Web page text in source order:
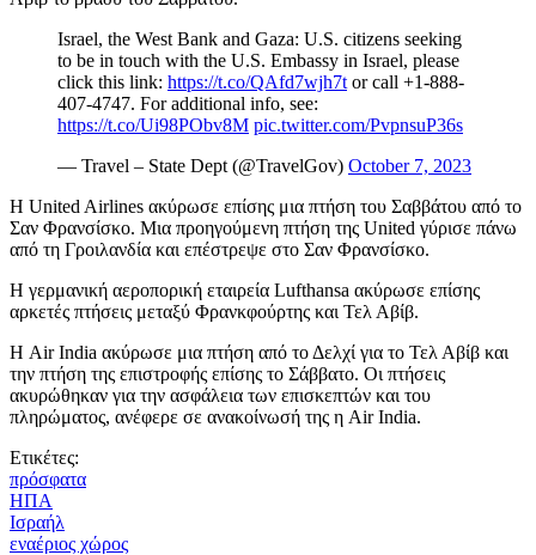
Israel, the West Bank and Gaza: U.S. citizens seeking
to be in touch with the U.S. Embassy in Israel, please
click this link: https://t.co/QAfd7wjh7t or call +1-888-
407-4747. For additional info, see:
https://t.co/Ui98PObv8M pic.twitter.com/PvpnsuP36s
— Travel – State Dept (@TravelGov) October 7, 2023
Η United Airlines ακύρωσε επίσης μια πτήση του Σαββάτου από το
Σαν Φρανσίσκο. Μια προηγούμενη πτήση της United γύρισε πάνω
από τη Γροιλανδία και επέστρεψε στο Σαν Φρανσίσκο.
Η γερμανική αεροπορική εταιρεία Lufthansa ακύρωσε επίσης
αρκετές πτήσεις μεταξύ Φρανκφούρτης και Τελ Αβίβ.
Η Air India ακύρωσε μια πτήση από το Δελχί για το Τελ Αβίβ και
την πτήση της επιστροφής επίσης το Σάββατο. Οι πτήσεις
ακυρώθηκαν για την ασφάλεια των επισκεπτών και του
πληρώματος, ανέφερε σε ανακοίνωσή της η Air India.
Ετικέτες:
πρόσφατα
ΗΠΑ
Ισραήλ
εναέριος χώρος